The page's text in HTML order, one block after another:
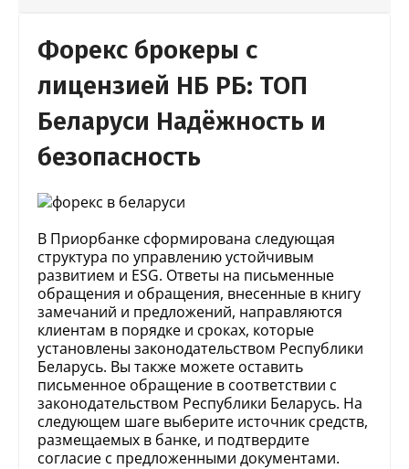
Форекс брокеры с
лицензией НБ РБ: ТОП
Беларуси Надёжность и
безопасность
В Приорбанке сформирована следующая
структура по управлению устойчивым
развитием и ESG. Ответы на письменные
обращения и обращения, внесенные в книгу
замечаний и предложений, направляются
клиентам в порядке и сроках, которые
установлены законодательством Республики
Беларусь. Вы также можете оставить
письменное обращение в соответствии с
законодательством Республики Беларусь. На
следующем шаге выберите источник средств,
размещаемых в банке, и подтвердите
согласие с предложенными документами.